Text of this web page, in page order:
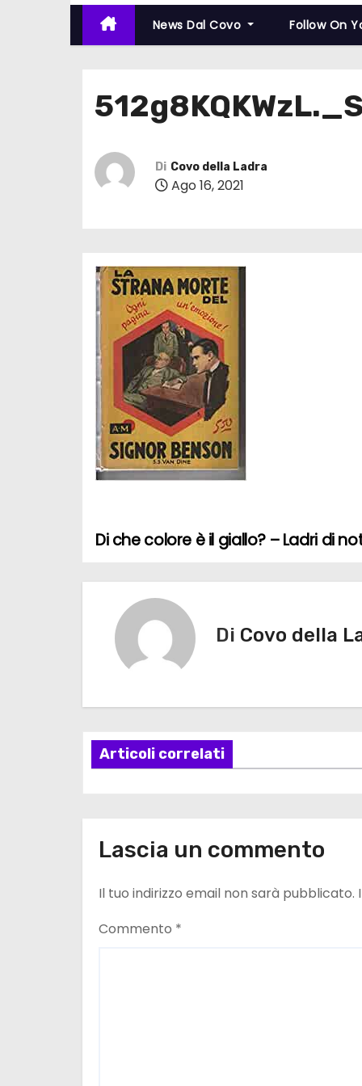
News Dal Covo Follow On
Di Covo della Ladra
Ago 16, 2021
N
a
a
z
n
e
a
Di che colore è il giallo? – Ladri di
Di Covo della
Articoli correlati
Lascia un commento
Il tuo indirizzo email non sarà pubblicato.
Commento *